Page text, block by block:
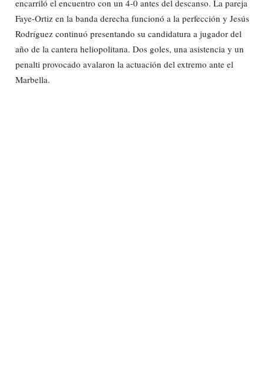
encarriló el encuentro con un 4-0 antes del descanso. La pareja
Faye-Ortiz en la banda derecha funcionó a la perfección y Jesús
Rodríguez continuó presentando su candidatura a jugador del
año de la cantera heliopolitana. Dos goles, una asistencia y un
penalti provocado avalaron la actuación del extremo ante el
Marbella.